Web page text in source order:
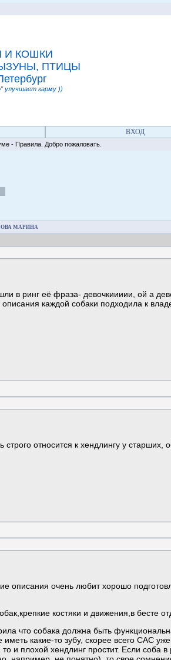
И КОШКИ
ПТИЦЫ
улучшает карму ))
ВХОД
Добро пожаловать.
МАРИНА
в ринг её фраза- девочкиииии, ой а
каждой собаки подходила к
относится к хендлингу у старших,
описания очень любит хорошо
костяки и движения,в бесте
что собака должна быть
какие-то зубу, скорее всего САС
и плохой хендлинг простит. Если соба в